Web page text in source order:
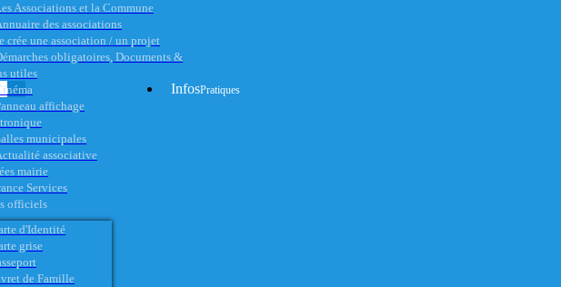
Associations et la Commune
des associations
crée une association / un projet
obligatoires, Documents &
utiles
affichage
municipales
associative
InfosPratiques
mairie
Services
officiels
d'Identité
grise
de Famille